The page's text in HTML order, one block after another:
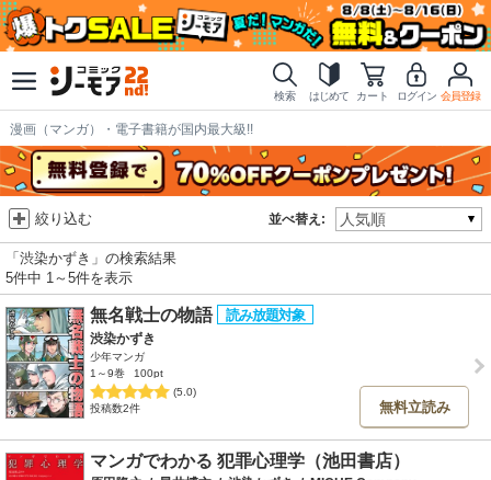
検索 はじめて カート ログイン 会員登録
漫画（マンガ）・電子書籍が国内最大級!!
並べ替え:
絞り込む
「渋染かずき」の検索結果
5件中 1～5件を表示
無名戦士の物語
渋染かずき
少年マンガ
1～9巻
100pt
(5.0)
投稿数2件
無料立読み
マンガでわかる 犯罪心理学（池田書店）